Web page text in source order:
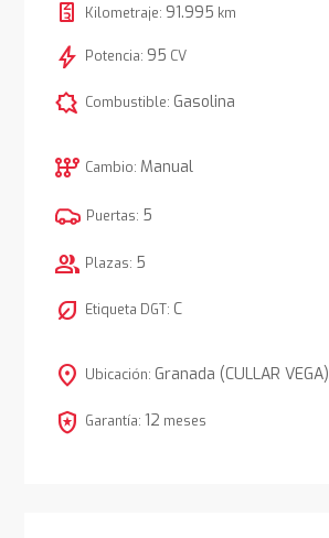
Kilometraje: 91.995 km
bolt Potencia: 95 CV
comic_bubble Combustible: Gasolina
auto_transmission Cambio: Manual
Puertas: 5
group Plazas: 5
nest_eco_leaf Etiqueta DGT: C
location_on Ubicación: Granada (CULLAR VEGA)
local_police Garantía: 12 meses